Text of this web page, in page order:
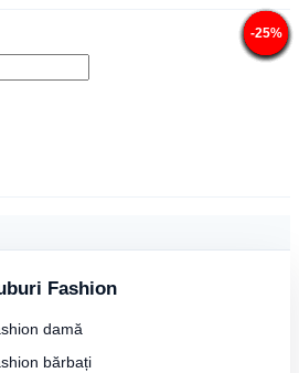
Fashion
damă
bărbați
-25%
-25%
-25%
-14%
-14%
-20%
-20%
-20%
-14%
-20%
-20%
-25%